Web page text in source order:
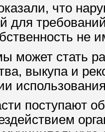
что
для
не
может стать
выкупа и
поступают